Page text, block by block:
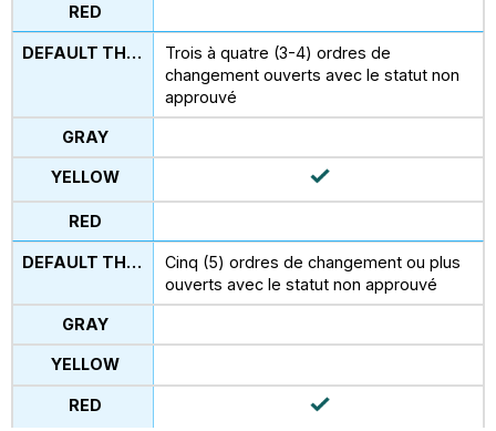
Trois à quatre (3-4) ordres de
changement ouverts avec le statut non
approuvé
Cinq (5) ordres de changement ou plus
ouverts avec le statut non approuvé